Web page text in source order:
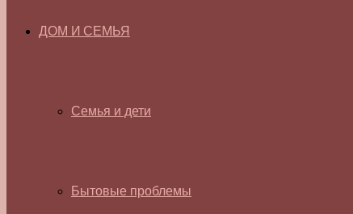
ДОМ И СЕМЬЯ
Семья и дети
Бытовые проблемы